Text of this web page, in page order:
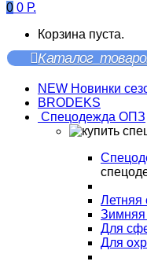
0 0 Р.
Корзина пуста.
Каталог
NEW Новинки
BRODEKS
Спецодежда ОПЗ
Летняя
Зимняя
Для
Для